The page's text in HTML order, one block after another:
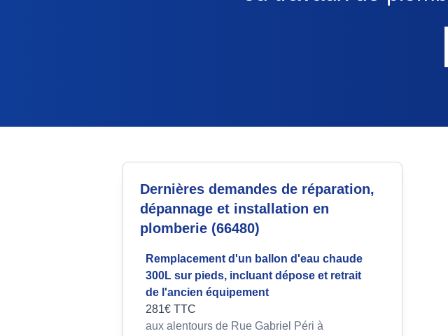
Dernières demandes de réparation,
dépannage et installation en
plomberie (66480)
Remplacement d'un ballon d'eau chaude
300L sur pieds, incluant dépose et retrait
de l'ancien équipement
281€ TTC
aux alentours de Rue Gabriel Péri à